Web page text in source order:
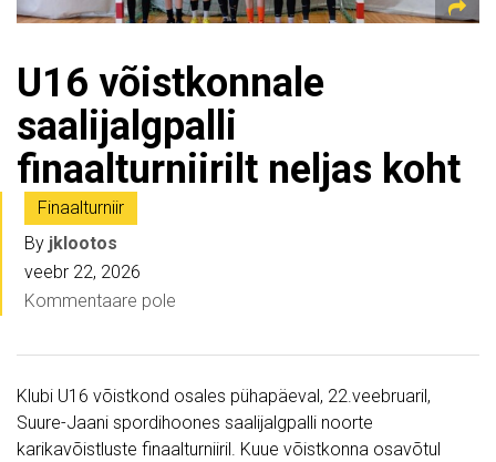
U16 võistkonnale
saalijalgpalli
finaalturniirilt neljas koht
Finaalturniir
By jklootos
veebr 22, 2026
Kommentaare pole
Klubi U16 võistkond osales pühapäeval, 22.veebruaril,
Suure-Jaani spordihoones saalijalgpalli noorte
karikavõistluste finaalturniiril. Kuue võistkonna osavõtul